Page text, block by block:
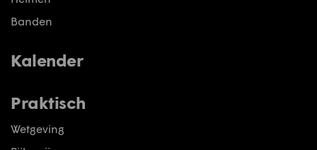
Banden
Kalender
Praktisch
Wetgeving